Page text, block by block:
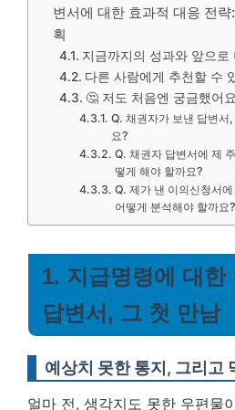
변서에 대한 효과적 대응 전
획
지금까지의 성과와 앞으로
다른 사람에게 추천할 수
🤔 저도 처음엔 궁금했어요
Q. 채권자가 보낸 답변서
요?
Q. 채권자 답변서에 제
떻게 해야 할까요?
Q. 제가 낸 이의신청서
어떻게 분석해야 할까요?
1. 지급명령에 대한
답변서, 그 첫 만남
예상치 못한 통지, 그리고
얼마 전, 생각지도 못한 우편물